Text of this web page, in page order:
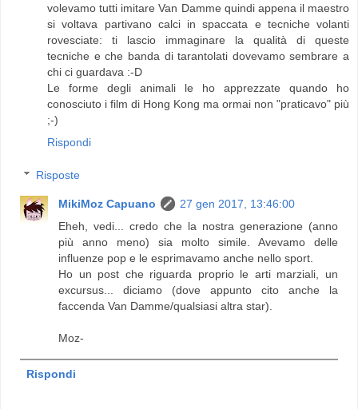
volevamo tutti imitare Van Damme quindi appena il maestro
si voltava partivano calci in spaccata e tecniche volanti
rovesciate: ti lascio immaginare la qualità di queste
tecniche e che banda di tarantolati dovevamo sembrare a
chi ci guardava :-D
Le forme degli animali le ho apprezzate quando ho
conosciuto i film di Hong Kong ma ormai non "praticavo" più
;-)
Rispondi
Risposte
MikiMoz Capuano
27 gen 2017, 13:46:00
Eheh, vedi... credo che la nostra generazione (anno
più anno meno) sia molto simile. Avevamo delle
influenze pop e le esprimavamo anche nello sport.
Ho un post che riguarda proprio le arti marziali, un
excursus... diciamo (dove appunto cito anche la
faccenda Van Damme/qualsiasi altra star).
Moz-
Rispondi